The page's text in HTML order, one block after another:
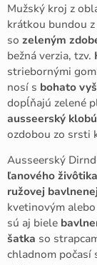
Mužský kroj z
krátkou bundou
so zeleným
bežná verzia, tzv.
striebornými
nosí s bohato
dopĺňajú zelené
ausseerský
ozdobou zo srsti
Ausseerský
ľanového živôtika
ružovej
kvetinovým
sú aj biele
šatka so
chladnom počasí